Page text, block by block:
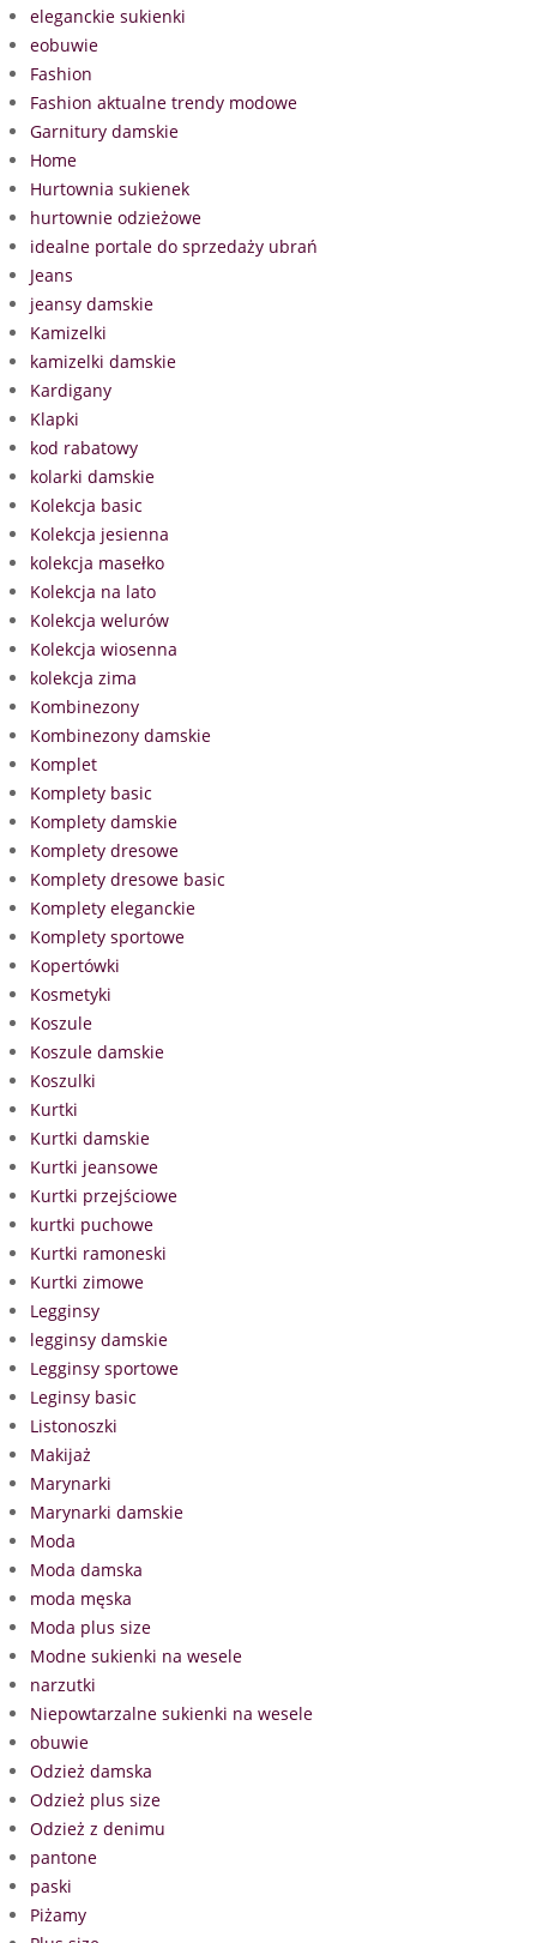
eleganckie sukienki
eobuwie
Fashion
Fashion aktualne trendy modowe
Garnitury damskie
Home
Hurtownia sukienek
hurtownie odzieżowe
idealne portale do sprzedaży ubrań
Jeans
jeansy damskie
Kamizelki
kamizelki damskie
Kardigany
Klapki
kod rabatowy
kolarki damskie
Kolekcja basic
Kolekcja jesienna
kolekcja masełko
Kolekcja na lato
Kolekcja welurów
Kolekcja wiosenna
kolekcja zima
Kombinezony
Kombinezony damskie
Komplet
Komplety basic
Komplety damskie
Komplety dresowe
Komplety dresowe basic
Komplety eleganckie
Komplety sportowe
Kopertówki
Kosmetyki
Koszule
Koszule damskie
Koszulki
Kurtki
Kurtki damskie
Kurtki jeansowe
Kurtki przejściowe
kurtki puchowe
Kurtki ramoneski
Kurtki zimowe
Legginsy
legginsy damskie
Legginsy sportowe
Leginsy basic
Listonoszki
Makijaż
Marynarki
Marynarki damskie
Moda
Moda damska
moda męska
Moda plus size
Modne sukienki na wesele
narzutki
Niepowtarzalne sukienki na wesele
obuwie
Odzież damska
Odzież plus size
Odzież z denimu
pantone
paski
Piżamy